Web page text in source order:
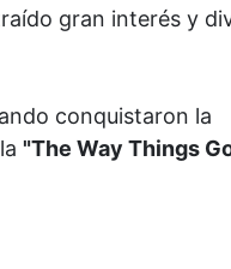
gran interés y
conquistaron la
"The Way Things